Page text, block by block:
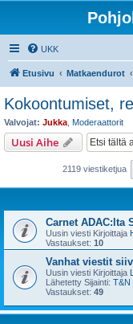
UKK
Etusivu Matkaendurot
Kokoontumiset,
Valvojat: Jukka Moderaattorit
Uusi Aihe
2119 viestiketjua
Carnet ADAC:lta
Uusin viesti Kirjoittaja
Vastaukset: 10
Vanhat viestit
Uusin viesti Kirjoittaja
Lähetetty Sijainti: T&N
Vastaukset: 49